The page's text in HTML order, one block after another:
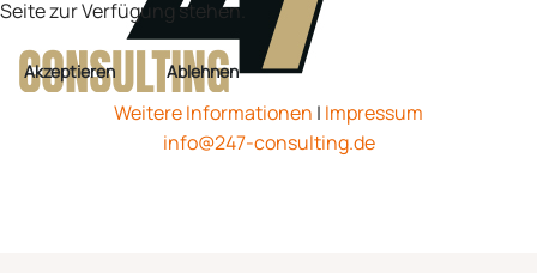
info@247-consulting.de
Seite zur Verfügung stehen.
Akzeptieren Ablehnen
Weitere Informationen | Impressum